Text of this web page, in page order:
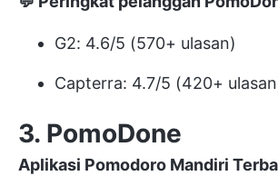
G2: 4.6/5 (570+ ulasan)
Capterra: 4.7/5 (420+
3. PomoDone
Aplikasi Pomodoro Mandiri